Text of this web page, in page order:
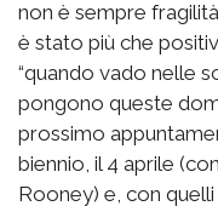
non è sempre
è stato più che
“quando vado nelle
pongono queste
prossimo
biennio, il 4 aprile
Rooney) e, con quelli